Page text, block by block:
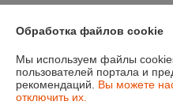
О нас
Контакты
Обработка файлов cookie
Мы используем файлы
пользователей портала и
рекомендаций. Вы можете
отключить их.